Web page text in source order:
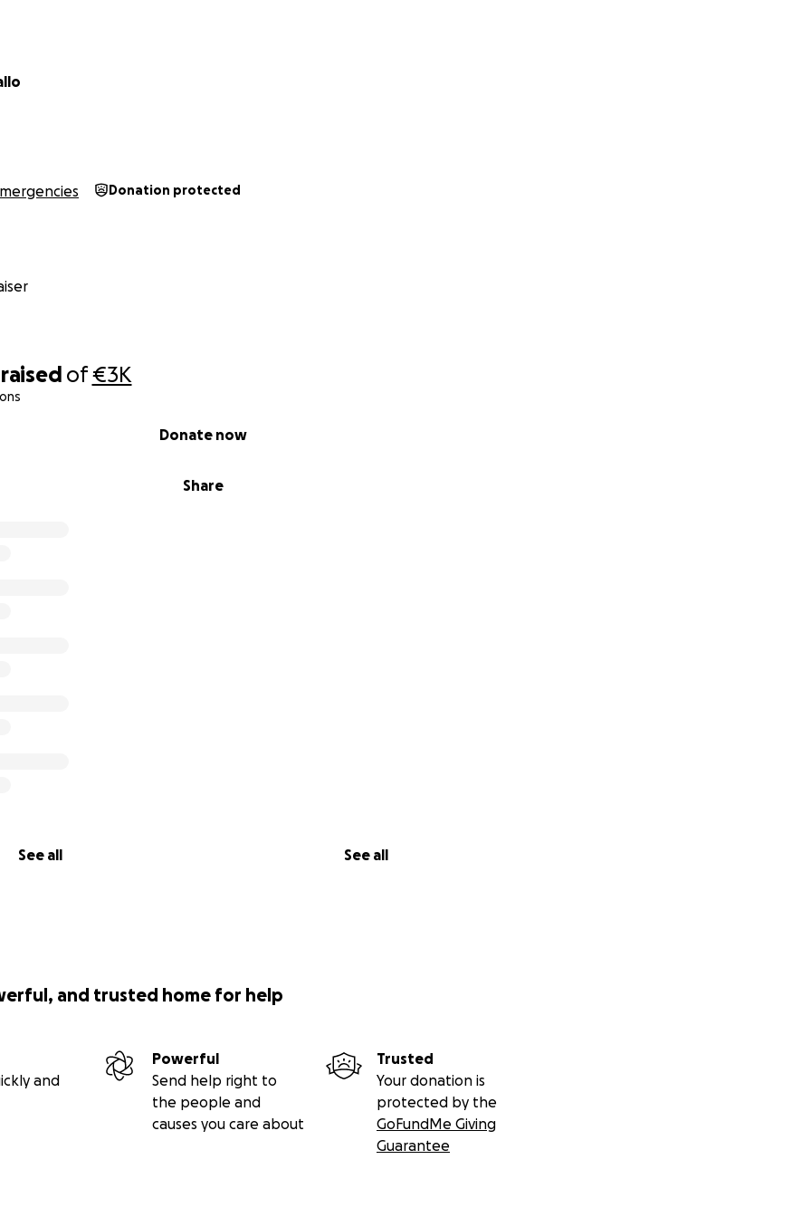
raised of€3K
Share
Donate now
See all See all
Donation protected
and trusted home for help
and
Powerful
Send help right to
the people and
causes you care about
Trusted
Your donation is
protected by the
GoFundMe Giving
Guarantee